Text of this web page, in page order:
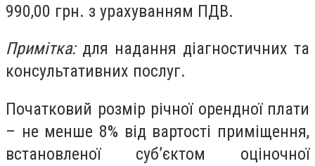
990,00 грн. з урахуванням ПДВ.
Примітка:для надання діагностичних та
консультативних послуг.
Початковий розмір річної орендної плати
– не менше 8% від вартості приміщення,
встановленої суб’єктом оціночної